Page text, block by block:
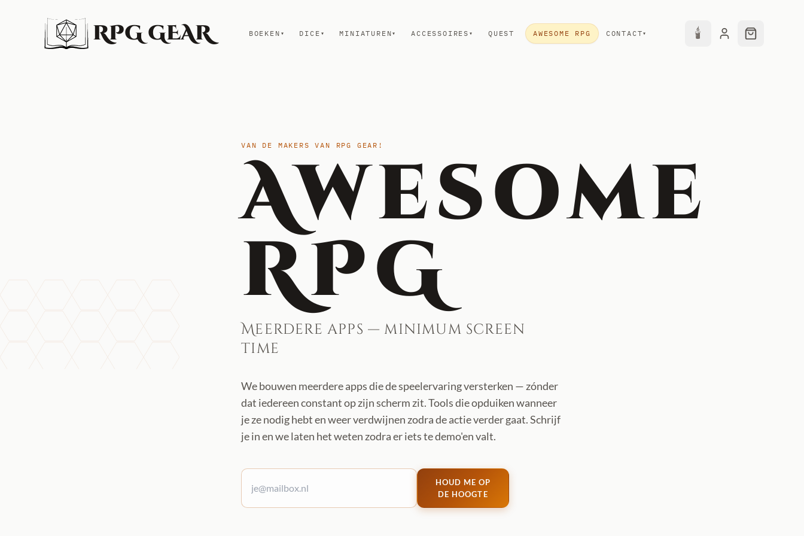
RPG GEAR BOEKEN ▾ DICE ▾ MINIATUREN▾ ACCESSOIRES ▾ QUEST AWESOME RPG CONTACT▾ 🕯
VAN DE MAKERS VAN RPG GEAR!
Awesome
RPG
Meerdere apps — minimum screen
time
We bouwen meerdere apps die de speelervaring versterken — zónder
dat iedereen constant op zijn scherm zit. Tools die opduiken wanneer
je ze nodig hebt en weer verdwijnen zodra de actie verder gaat. Schrijf
je in en we laten het weten zodra er iets te demo'en valt.
HOUD ME OP
DE HOOGTE